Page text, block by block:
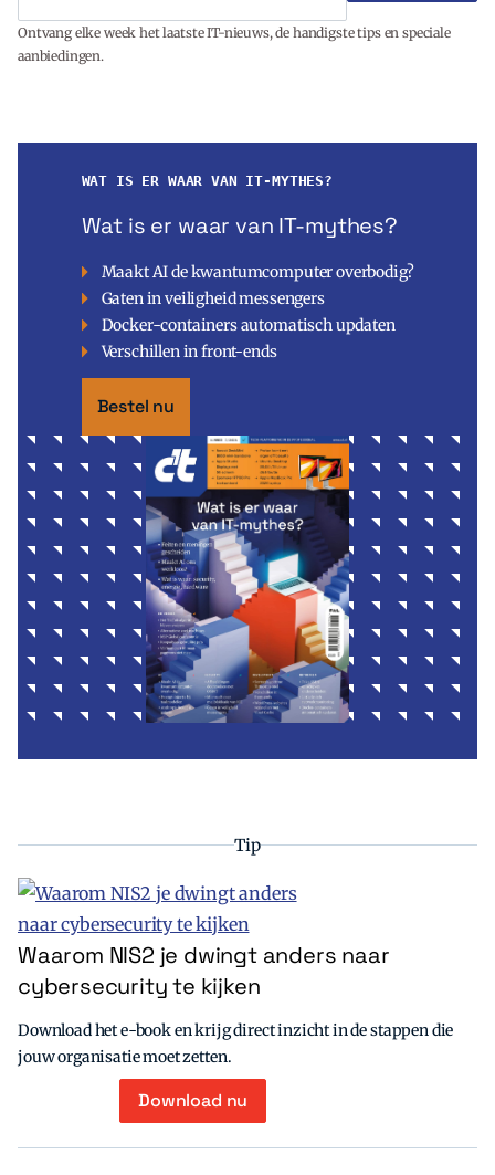
Ontvang elke week het laatste IT-nieuws, de handigste tips en speciale
aanbiedingen.
WAT IS ER WAAR VAN IT-MYTHES?
Wat is er waar van IT-mythes?
Maakt AI de kwantumcomputer overbodig?
Gaten in veiligheid messengers
Docker-containers automatisch updaten
Verschillen in front-ends
Bestel nu
Tip
Waarom NIS2 je dwingt anders naar
cybersecurity te kijken
Download het e-book en krijg direct inzicht in de stappen die
jouw organisatie moet zetten.
Download nu